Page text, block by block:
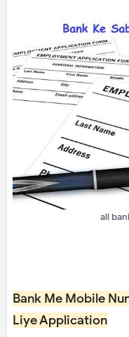
all
Bank Me Mobile
Liye Application